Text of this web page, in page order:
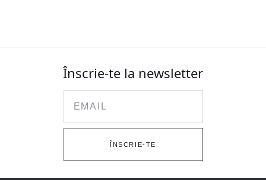
Înscrie-te la newsletter
ÎNSCRIE-TE